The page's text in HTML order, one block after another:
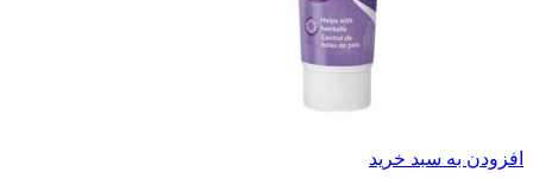
افزودن به سبد خرید